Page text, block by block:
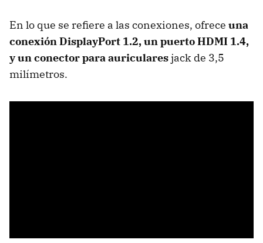
En lo que se refiere a las conexiones, ofrece una
conexión DisplayPort 1.2, un puerto HDMI 1.4,
y un conector para auricularesjack de 3,5
milímetros.